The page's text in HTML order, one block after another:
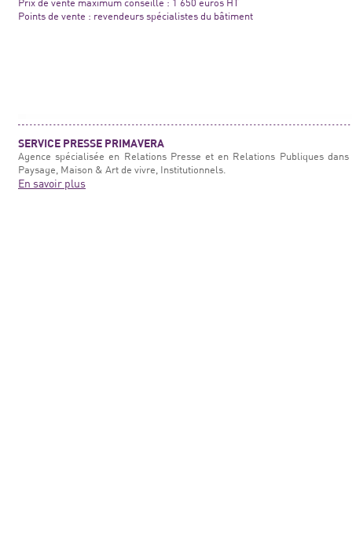
Points de vente : revendeurs spécialistes du bâtiment
SERVICE PRESSE PRIMAVERA
Agence spécialisée en Relations Presse et en Relations Publiques
Paysage, Maison & Art de vivre, Institutionnels.
En savoir plus